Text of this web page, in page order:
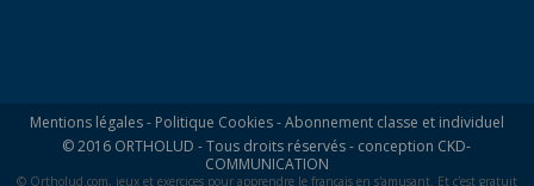
Mentions légales- Politique Cookies-Abonnement classe et individuel
© 2016 ORTHOLUD - Tous droits réservés - conception CKD-
COMMUNICATION
© Ortholud.com, jeux et exercices pour apprendre le français en s'amusant. Et c'est gratuit